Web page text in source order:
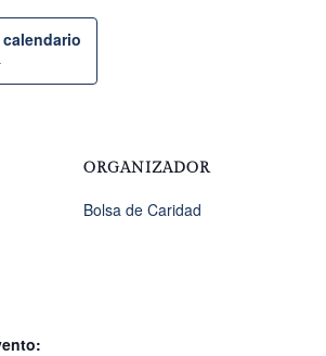
ORGANIZADOR
Bolsa de Caridad